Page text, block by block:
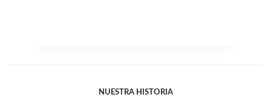
NUESTRA HISTORIA